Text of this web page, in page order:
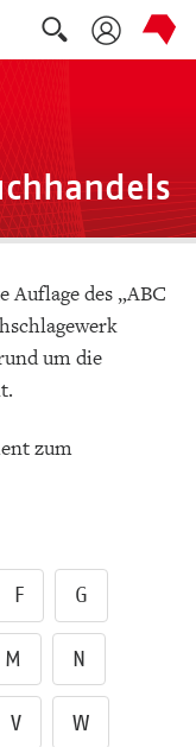
Suche
Auflage des „ABC
um die
zum
F G
M N
V W